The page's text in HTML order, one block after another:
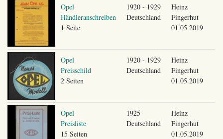
Opel
Händleranschreiben
1 Seite
1920 - 1929
Deutschland
Heinz
Fingerhut
01.05.2019
Opel
Preisschild
2 Seiten
1920 - 1929
Deutschland
Heinz
Fingerhut
01.05.2019
Opel
Preisliste
15 Seiten
1925
Deutschland
Heinz
Fingerhut
01.05.2019